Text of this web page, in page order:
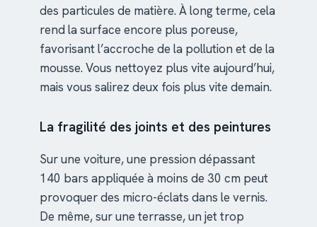
des particules de matière. À long terme, cela
rend la surface encore plus poreuse,
favorisant l’accroche de la pollution et de la
mousse. Vous nettoyez plus vite aujourd’hui,
mais vous salirez deux fois plus vite demain.
La fragilité des joints et des peintures
Sur une voiture, une pression dépassant
140 bars appliquée à moins de 30 cm peut
provoquer des micro-éclats dans le vernis.
De même, sur une terrasse, un jet trop